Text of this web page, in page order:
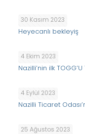
30 Kasım 2023
Heyecanlı bekleyiş
4 Ekim 2023
Nazilli’nin ilk
4 Eylül 2023
Nazilli Ticaret
25 Ağustos 2023